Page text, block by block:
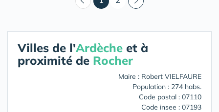
Villes de l'Ardèche et à
proximité de Rocher
Maire : Robert VIELFAURE
Population : 274 habs.
Code postal : 07110
Code insee : 07193